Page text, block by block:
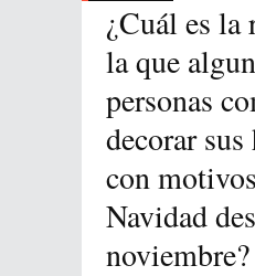
¿Cuál es la
la que
personas
decorar sus
con
Navidad
noviembre?